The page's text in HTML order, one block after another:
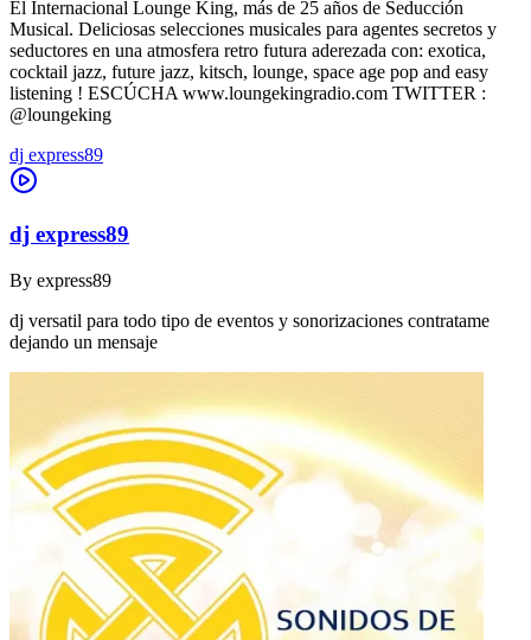
El Internacional Lounge King, más de 25 años de Seducción
Musical. Deliciosas selecciones musicales para agentes secretos y
seductores en una atmosfera retro futura aderezada con: exotica,
cocktail jazz, future jazz, kitsch, lounge, space age pop and easy
listening ! ESCÚCHA www.loungekingradio.com TWITTER :
@loungeking
dj express89
dj express89
By express89
dj versatil para todo tipo de eventos y sonorizaciones contratame
dejando un mensaje